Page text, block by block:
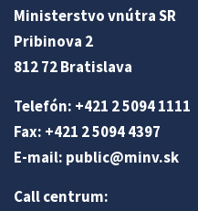
Ministerstvo vnútra SR
Pribinova 2
812 72 Bratislava
Telefón: +421 2 5094 1111
Fax: +421 2 5094 4397
E-mail: public@minv.sk
Call centrum: